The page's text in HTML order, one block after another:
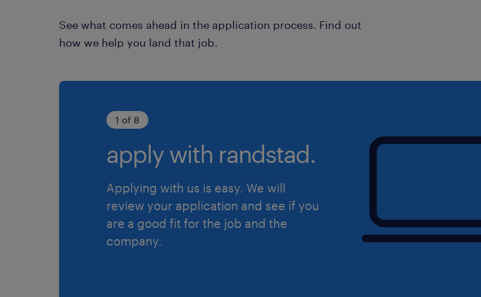
See what comes ahead in the application process. Find out
how we help you land that job.
1 of 8
apply with randstad.
Applying with us is easy. We will
review your application and see if you
are a good fit for the job and the
company.